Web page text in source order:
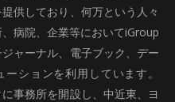
供しており、何万という人々
病院、企業等においてiGroup
ャーナル、電子ブック、デー
ションを利用しています。
事務所を開設し、中近東、ヨ